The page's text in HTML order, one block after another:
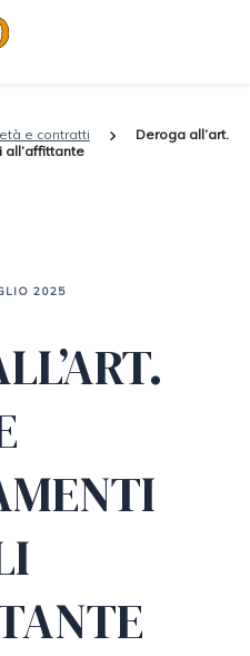
e contratti
Deroga all’art.
all’affittante
2025